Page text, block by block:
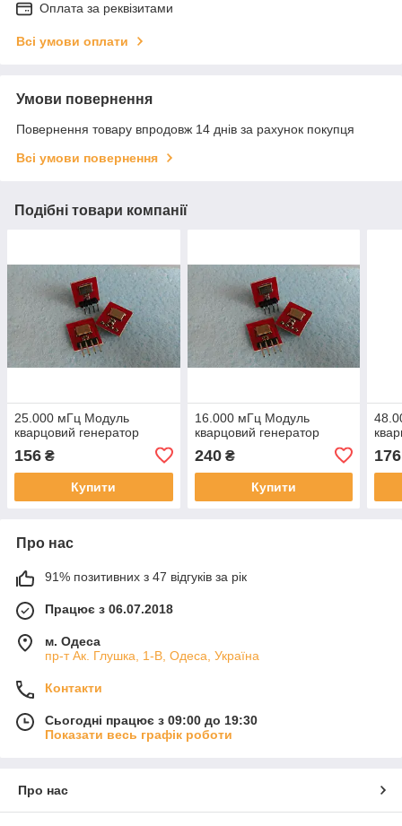
Оплата за реквізитами
Всі умови оплати
Умови повернення
Повернення товару впродовж 14 днів за рахунок покупця
Всі умови повернення
Подібні товари компанії
25.000 мГц Модуль
кварцовий генератор
156 ₴
Купити
16.000 мГц Модуль
кварцовий генератор
240₴
Купити
176
Про нас
91% позитивних з 47 відгуків за рік
Працює з 06.07.2018
м. Одеса
пр-т Ак. Глушка, 1-В, Одеса, Україна
Контакти
Сьогодні працює з 09:00 до 19:30
Показати весь графік роботи
Про нас